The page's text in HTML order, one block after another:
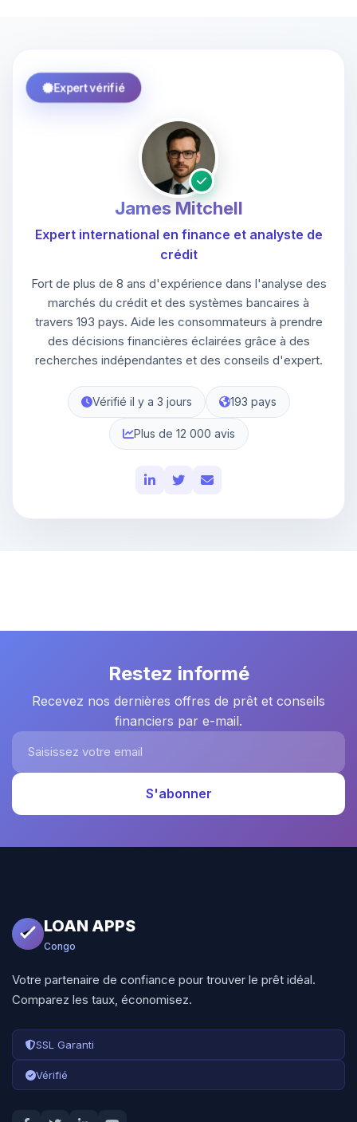
Expert vérifié
James Mitchell
Expert international en finance et analyste de
crédit
Fort de plus de 8 ans d'expérience dans l'analyse des
marchés du crédit et des systèmes bancaires à
travers 193 pays. Aide les consommateurs à prendre
des décisions financières éclairées grâce à des
recherches indépendantes et des conseils d'expert.
Vérifié il y a 3 jours 193 pays
Plus de 12 000 avis
Restez informé
Recevez nos dernières offres de prêt et conseils
financiers par e-mail.
Saisissez votre email
S'abonner
LOAN APPS
Congo
Votre partenaire de confiance pour trouver le prêt idéal.
Comparez les taux, économisez.
SSL Garanti
Vérifié